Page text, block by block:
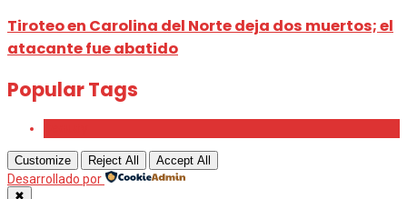
Tiroteo en Carolina del Norte deja dos muertos; el
atacante fue abatido
Popular Tags
Customize Reject All Accept All
Desarrollado por
✖